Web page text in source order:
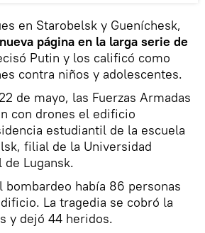
en Starobelsk y Gueníchesk,
página en la larga serie de
Putin y los calificó como
contra niños y adolescentes.
de mayo, las Fuerzas Armadas
con drones el edificio
estudiantil de la escuela
filial de la Universidad
de Lugansk.
bombardeo había 86 personas
La tragedia se cobró la
y dejó 44 heridos.